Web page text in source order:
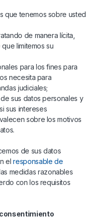
que tenemos sobre usted
de manera lícita,
limitemos su
para los fines para
necesita para
judiciales;
sus datos personales y
sus intereses
sobre los motivos
de sus datos
elresponsable de
medidas razonables
con los requisitos